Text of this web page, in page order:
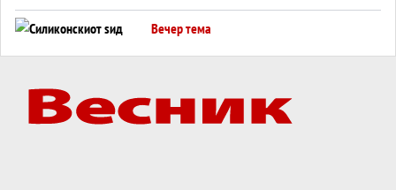
американска копнена инвазија
Вечер тема
Вечер тема
Трамп тврди дека повторно „разговара“